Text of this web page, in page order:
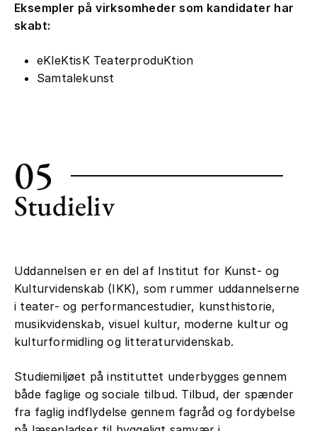
Eksempler på virksomheder som kandidater har
skabt:
eKleKtisK TeaterproduKtion
Samtalekunst
05
Studieliv
Uddannelsen er en del af Institut for Kunst- og
Kulturvidenskab (IKK), som rummer uddannelserne
i teater- og performancestudier, kunsthistorie,
musikvidenskab, visuel kultur, moderne kultur og
kulturformidling og litteraturvidenskab.
Studiemiljøet på instituttet underbygges gennem
både faglige og sociale tilbud. Tilbud, der spænder
fra faglig indflydelse gennem fagråd og fordybelse